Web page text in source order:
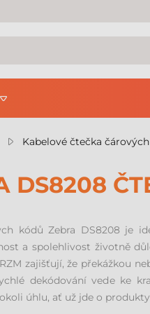
Kabelové čtečka
DS8208
kódů Zebra DS8208 je
a spolehlivost životně
zajišťují, že překážkou
dekódování vede ke
úhlu, ať už jde o